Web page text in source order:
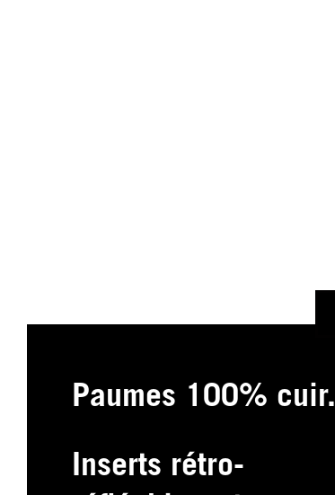
Paumes 100% cuir.
Inserts rétro-